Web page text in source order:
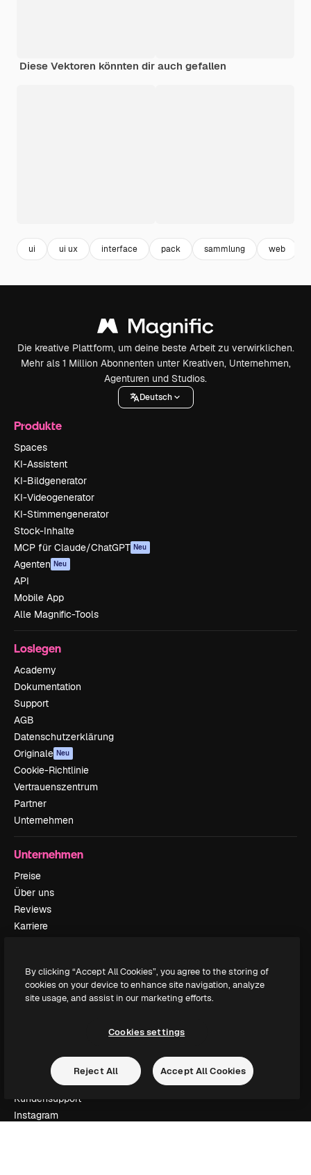
Diese Vektoren könnten dir auch gefallen
ui ui ux interface pack sammlung web
Die kreative Plattform, um deine beste Arbeit zu verwirklichen.
Mehr als 1 Million Abonnenten unter Kreativen, Unternehmen,
Agenturen und Studios.
Deutsch
Produkte
Spaces
KI-Assistent
KI-Bildgenerator
KI-Videogenerator
KI-Stimmengenerator
Stock-Inhalte
MCP für Claude/ChatGPT Neu
Agenten Neu
API
Mobile App
Alle Magnific-Tools
Loslegen
Academy
Dokumentation
Support
AGB
Datenschutzerklärung
Originale Neu
Cookie-Richtlinie
Vertrauenszentrum
Partner
Unternehmen
Unternehmen
Preise
Über uns
Reviews
Karriere
Veranstaltungen
Slidesgo
Kontakt aufnehmen
Kundensupport
Instagram
By clicking “Accept All Cookies”, you agree to the storing of
cookies on your device to enhance site navigation, analyze
site usage, and assist in our marketing efforts.
Cookies settings
Reject All Accept All Cookies